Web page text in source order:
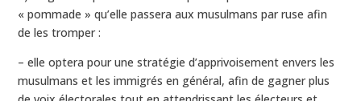
« pommade » qu’elle passera aux musulmans par ruse afin
de les tromper :
– elle optera pour une stratégie d’apprivoisement envers les
musulmans et les immigrés en général, afin de gagner plus